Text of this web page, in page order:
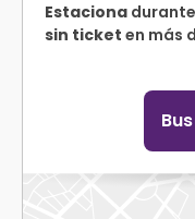
Estaciona
sin ticket en más